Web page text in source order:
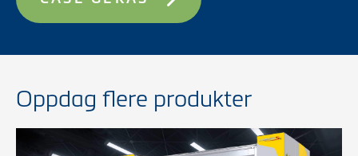
Oppdag flere produkter